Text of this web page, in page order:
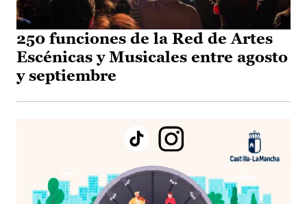
250 funciones de la Red de Artes
Escénicas y Musicales entre agosto
y septiembre